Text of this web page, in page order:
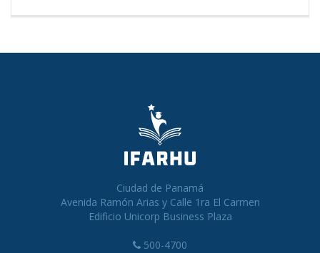
Ciudad de Panamá
Avenida Ramón Arias y Calle 1ra El Carmen
Edificio Unicorp Business Plaza
500-4700